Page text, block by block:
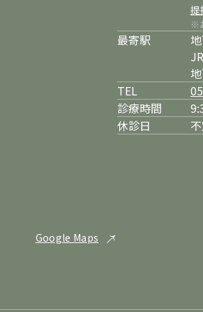
Google Maps
提
※
最寄駅
JR
TEL
診療時間
休診日